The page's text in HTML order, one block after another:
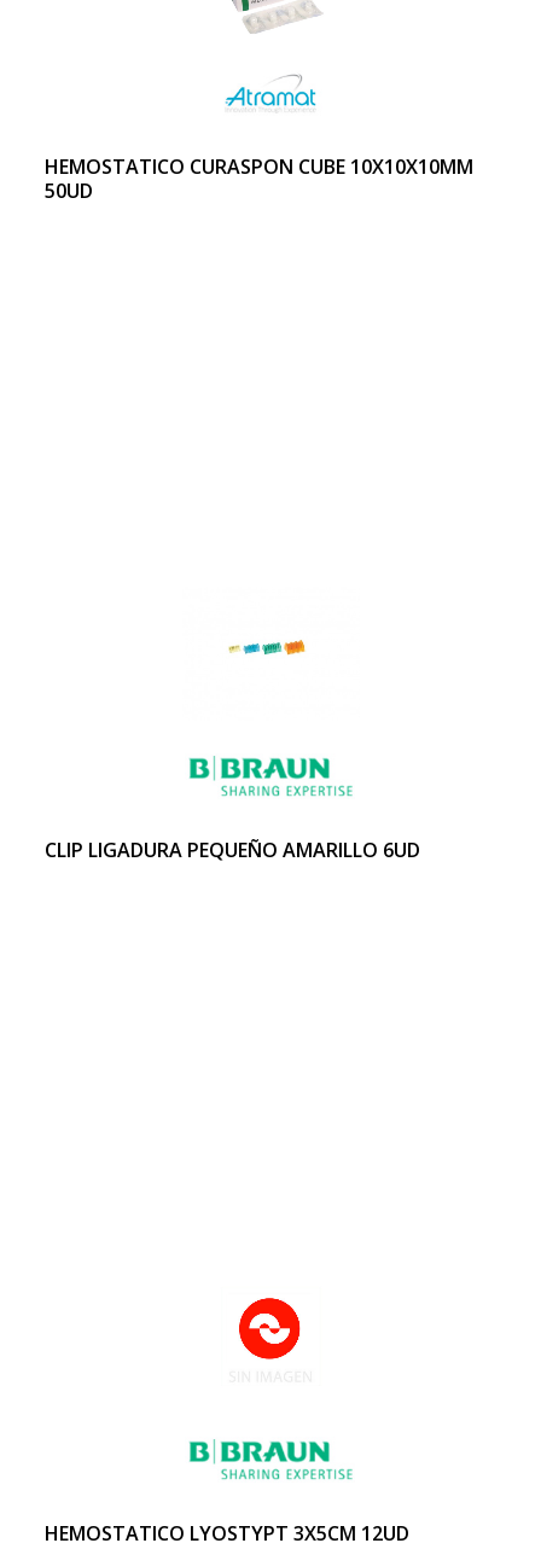
HEMOSTATICO CURASPON CUBE 10X10X10MM
50UD
CLIP LIGADURA PEQUEÑO AMARILLO 6UD
HEMOSTATICO LYOSTYPT 3X5CM 12UD